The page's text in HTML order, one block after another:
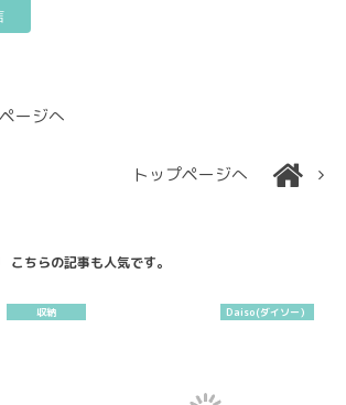
ージへ
トップページへ
こちらの記事も人気です。
収納 Daiso(ダイソー）